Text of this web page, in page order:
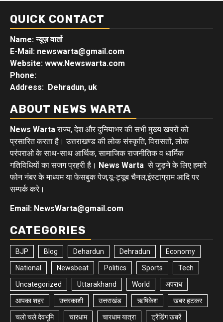
QUICK CONTACT
Name: न्यूज़ वार्ता
E-Mail: newswarta@gmail.com
Website: www.Newswarta.com
Phone:
Address: Dehradun, uk
ABOUT NEWS WARTA
News Warta राज्य, देश और दुनियाभर की सभी मुख्य खबरों को
प्रसारित करता है। उत्तराखण्ड की लोक संस्कृति, विरासतों, लोक
परंपराओ के साथ-साथ आर्थिक, सामाजिक राजनीतिक व धार्मिक
गतिविधियों का सजग प्रहरी है। News Warta से जुड़ने के लिए हमारे
फोन नंबर के माध्यम या फेसबुक पेज,यू-ट्यूब चैनल,इंस्टाग्राम आदि पर
सम्पर्क करे।
Email: NewsWarta@gmail.com
CATEGORIES
BJP Blog Dehardun Dehradun Economy
National Newsbeat Politics Sports Tech
Uncategorized Uttarakhand World अपराध
आपका शहर उत्तरकाशी उत्तराखंड ऋषिकेश खबर हटकर
चलो चले देवभूमि चारधाम चारधाम यात्रा ट्रेंडिंग खबरें